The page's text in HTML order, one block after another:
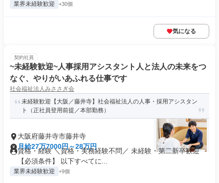
業界未経験歓迎 +30個
気になる
契約社員
~未経験歓迎~人事採用アシスタント人と法人の未来をつ
なぐ、やりがいあふれる仕事です
社会福祉法人みささぎ会
未経験歓迎【大阪／藤井寺】社会福祉法人の人事・採用アシスタン
ト（正社員登用前提／本部勤務）
大阪府藤井寺市藤井寺
月給27万7000円～28万円
資格・経験 ＼資格・実務経験不問／ 未経験・第二新卒歓迎
【必須条件】 以下すべてに...
業界未経験歓迎 +9個